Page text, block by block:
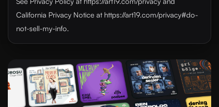
California Privacy Notice at https://art19.com/privacy#do-
not-sell-my-info.